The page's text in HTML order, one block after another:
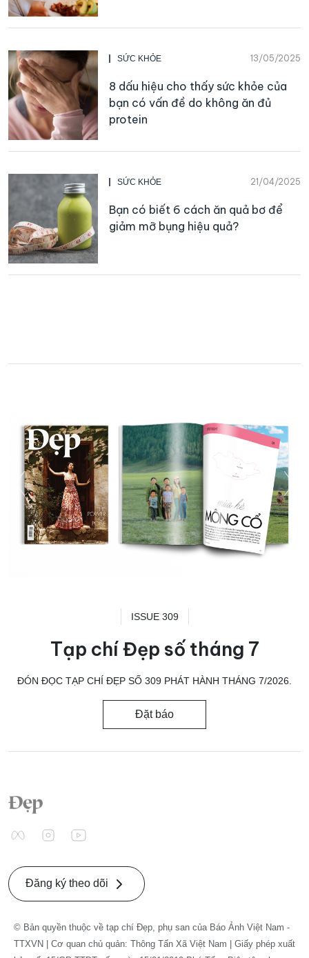
SỨC KHỎE 13/05/2025
8 dấu hiệu cho thấy sức khỏe của
bạn có vấn đề do không ăn đủ
protein
SỨC KHỎE 21/04/2025
Bạn có biết 6 cách ăn quả bơ để
giảm mỡ bụng hiệu quả?
ISSUE 309
Tạp chí Đẹp số tháng 7
ĐÓN ĐỌC TẠP CHÍ ĐẸP SỐ 309 PHÁT HÀNH THÁNG 7/2026.
Đặt báo
Đăng ký theo dõi
© Bản quyền thuộc về tạp chí Đẹp, phụ san của Báo Ảnh Việt Nam -
TTXVN | Cơ quan chủ quản: Thông Tấn Xã Việt Nam | Giấy phép xuất